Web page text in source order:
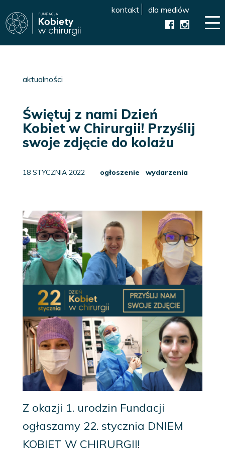
kontakt dla mediów
aktualności
Świętuj z nami Dzień
Kobiet w Chirurgii! Przyślij
swoje zdjęcie do kolażu
18 STYCZNIA 2022 ogłoszenie wydarzenia
Z okazji 1. urodzin Fundacji
ogłaszamy 22. stycznia DNIEM
KOBIET W CHIRURGII!